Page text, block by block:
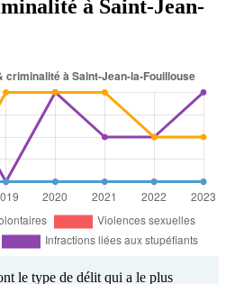
à Saint-Jean-
le type de délit qui a le plus